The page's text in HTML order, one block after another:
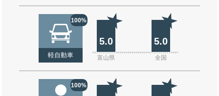
100%
軽自動車
5.0 5.0
富山県 全国
100%